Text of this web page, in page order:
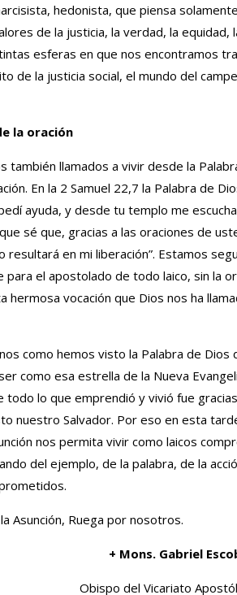
hedonista, que piensa
de la justicia, la verdad, la
esferas en que nos encontramos
de la justicia social, el mundo del
la oración
también llamados a vivir desde la
En la 2 Samuel 22,7 la Palabra de
ayuda, y desde tu templo me
sé que, gracias a las oraciones de
resultará en mi liberación”. Estamos
para el apostolado de todo laico, sin la
hermosa vocación que Dios nos ha
como hemos visto la Palabra de
como esa estrella de la Nueva
todo lo que emprendió y vivió fue
nuestro Salvador. Por eso en esta
nos permita vivir como laicos
del ejemplo, de la palabra, de la
Asunción, Ruega por nosotros.
+ Mons. Gabriel
Obispo del Vicariato